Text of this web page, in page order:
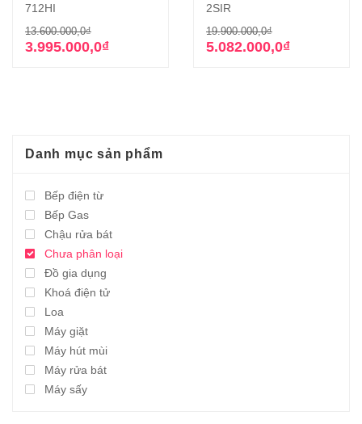
712HI
13.600.000,0₫Giá
gốc
3.995.000,0₫
Giá
hiện
2SIR
19.900.000,0₫Giá
gốc
5.082.000,0₫
Giá
hiện
Danh mục sản phẩm
Bếp điện từ
Bếp Gas
Chậu rửa bát
Chưa phân loại
Đồ gia dụng
Khoá điện tử
Loa
Máy giặt
Máy hút mùi
Máy rửa bát
Máy sấy